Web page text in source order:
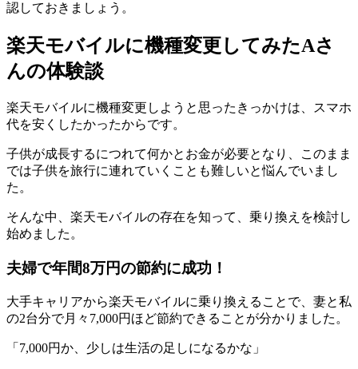
認しておきましょう。
楽天モバイルに機種変更してみたAさ
んの体験談
楽天モバイルに機種変更しようと思ったきっかけは、スマホ
代を安くしたかったからです。
子供が成長するにつれて何かとお金が必要となり、このまま
では子供を旅行に連れていくことも難しいと悩んでいまし
た。
そんな中、楽天モバイルの存在を知って、乗り換えを検討し
始めました。
夫婦で年間8万円の節約に成功！
大手キャリアから楽天モバイルに乗り換えることで、妻と私
の2台分で月々7,000円ほど節約できることが分かりました。
「7,000円か、少しは生活の足しになるかな」